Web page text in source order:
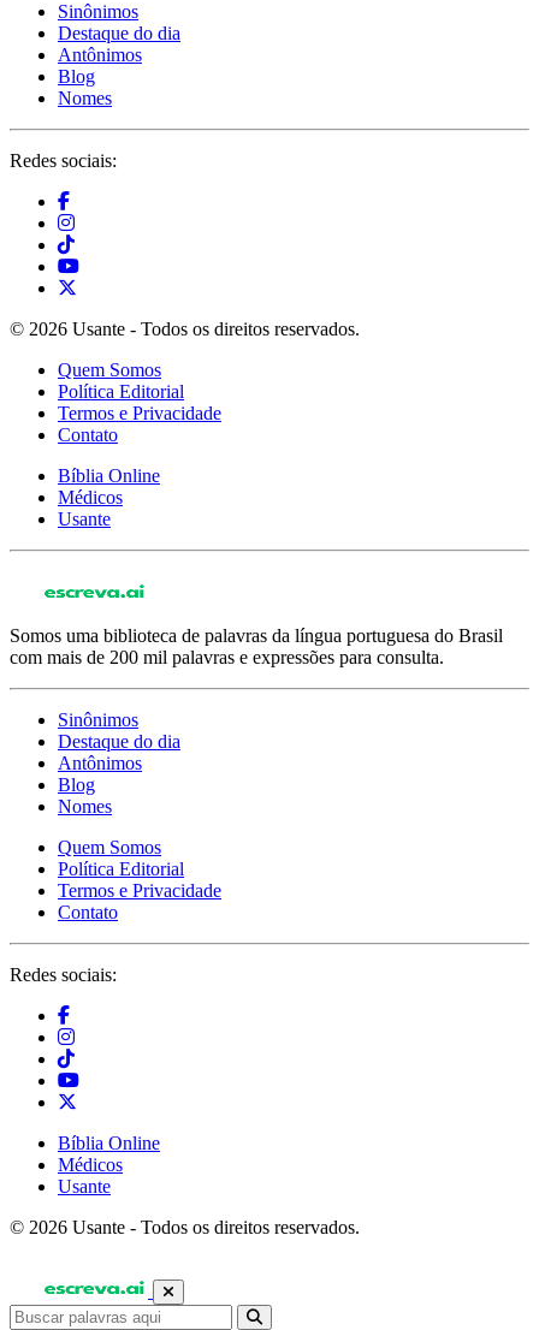
Sinônimos
Destaque do dia
Antônimos
Blog
Nomes
Redes sociais:
© 2026 Usante - Todos os direitos reservados.
Quem Somos
Política Editorial
Termos e Privacidade
Contato
Bíblia Online
Médicos
Usante
Somos uma biblioteca de palavras da língua portuguesa do Brasil
com mais de 200 mil palavras e expressões para consulta.
Sinônimos
Destaque do dia
Antônimos
Blog
Nomes
Quem Somos
Política Editorial
Termos e Privacidade
Contato
Redes sociais:
Bíblia Online
Médicos
Usante
© 2026 Usante - Todos os direitos reservados.